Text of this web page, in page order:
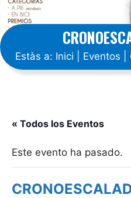
Estàs a: Inici Eventos
« Todos los Eventos
Este evento ha pasado.